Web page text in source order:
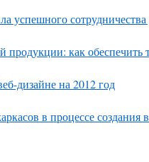
успешного сотрудничества
продукции: как обеспечить
дизайне на 2012 год
в процессе создания